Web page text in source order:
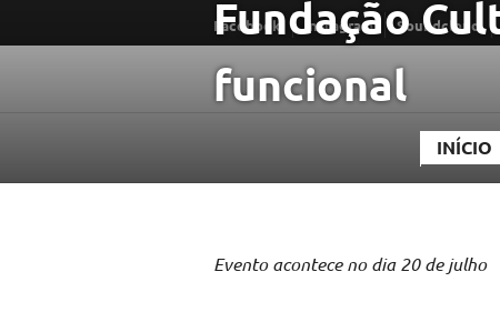
para
Facebook Instagram Soundcloud
INÍCIO
Fundação
funcional
Evento acontece no dia 20 de julho